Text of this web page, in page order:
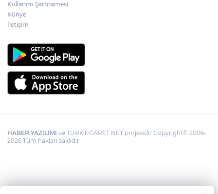
Kullanım Şartnamesi
Künye
İletişim
HABER YAZILIMI ve TURKTICARET.NET projesidir Copyright© 2006-
2026 Tüm hakları saklıdır.